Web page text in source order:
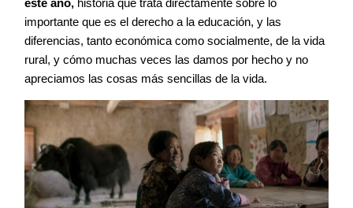
este año, historia que trata directamente sobre lo
importante que es el derecho a la educación, y las
diferencias, tanto económica como socialmente, de la vida
rural, y cómo muchas veces las damos por hecho y no
apreciamos las cosas más sencillas de la vida.